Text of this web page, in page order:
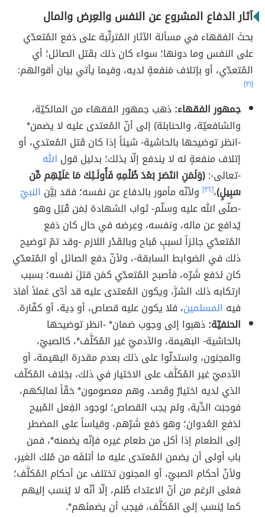
آثار الدفاع المشروع عن النفس والعِرض والمال
بحثَ الفقهاء في مسألة الآثار المُترتِّبة على دَفع المُتعدّي
على النفس وما دونها؛ سواء كان ذلك بقَتل الصائل؛ أي
المُتعدّي، أو بإتلاف مَنفعةٍ لديه، وفيما يأتي بيان أقوالهم:
[٣١]
جمهور الفقهاء:ذهب جمهور الفقهاء من المالكيّة،
والشافعيّة، والحنابلة) إلى أنّ المُعتدى عليه لا يضمن*
-انظر توضيحها بالحاشية- شيئاً إذا كان قَتل المُعتدي، أو
إتلاف منفعةٍ له لا يندفع إلّا بذلك؛ بدليل قول الله
-تعالى-:(وَلَمَنِ انتَصَرَ بَعْدَ ظُلْمِهِ فَأُولَـئِكَ مَا عَلَيْهِم مِّن
سَبِيلٍ)،[٣٢] ولأنّه مأمور بالدفاع عن نفسه؛ فقد بَيَّن النبيّ
-صلّى الله عليه وسلّم- ثواب الشهادة لِمَن قُتِل وهو
يُدافع عن ماله، ونفسه، وعِرضه في حال كان دَفع
المُتعدّي جائزاً لسببٍ مُباح وبالقَدْر اللازم -وقد تمّ توضيح
ذلك في الضوابط السابقة-، ولأنّ دفع الصائل أو المُتعدّي
كان لدَفع شَرّه، فأصبح المُتعدّي كمَن قتلَ نفسه؛ بسبب
ارتكابه ذلك الشرَّ، ويكون المُعتدى عليه قد أدّى عَملاً أفادَ
فيه المسلمين، فلا يكون عليه قصاص، أو دِية، أو كفّارة.
الحنفيّة:ذهبوا إلى وجوب ضمان* -انظر توضيحها
بالحاشية- البهيمة، والآدميّ غير المُكلَّف*، كالصبيّ،
والمجنون، واستدلّوا على ذلك بعدم مقدرة البهيمة، أو
الآدميّ غير المُكلَّف على الاختيار في ذلك، بخِلاف المُكلّف
الذي لديه اختيارٌ وقَصد، وهم معصومون* حَقّاً لمالِكهم،
فوجبَت الدِّية، ولم يجب القصاص؛ لوجود الفِعل المُبيح
لدَفع العُدوان؛ وهو دَفع شَرّهم، وقياساً على المضطر
إلى الطعام إذا أكل من طعام غيره فإنّه يضمنه*، فمن
باب أولى أن يضمن المُعتدى عليه ما أتلفَه من مُلك الغير،
ولأنّ أحكام الصبيّ، أو المجنون تختلف عن أحكام المُكلَّف؛
فعلى الرغم من أنّ الاعتداء ظُلم، إلّا أنّه لا يُنسَب إليهم
كما يُنسَب إلى المُكلَّف، فيجب أن يضمنَهم*.